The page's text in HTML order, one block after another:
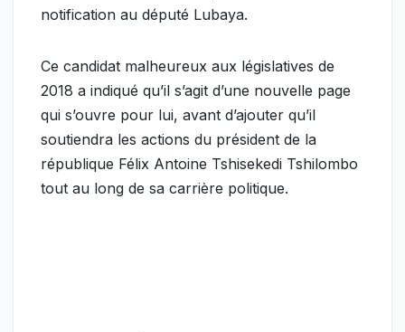
notification au député Lubaya.
Ce candidat malheureux aux législatives de
2018 a indiqué qu’il s’agit d’une nouvelle page
qui s’ouvre pour lui, avant d’ajouter qu’il
soutiendra les actions du président de la
république Félix Antoine Tshisekedi Tshilombo
tout au long de sa carrière politique.